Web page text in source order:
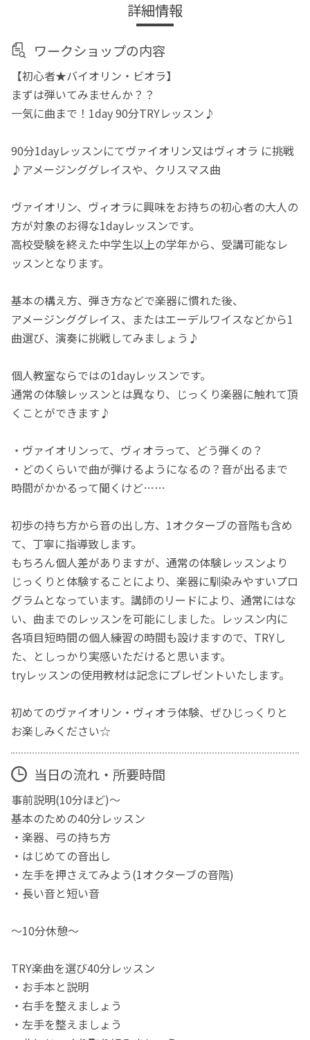
詳細情報
ワークショップの内容
【初心者★バイオリン・ビオラ】
まずは弾いてみませんか？？
一気に曲まで！1day 90分TRYレッスン♪
90分1dayレッスンにてヴァイオリン又はヴィオラ に挑戦
♪アメージンググレイスや、クリスマス曲
ヴァイオリン、ヴィオラに興味をお持ちの初心者の大人の
方が対象のお得な1dayレッスンです。
高校受験を終えた中学生以上の学年から、受講可能なレ
ッスンとなります。
基本の構え方、弾き方などで楽器に慣れた後、
アメージンググレイス、またはエーデルワイスなどから1
曲選び、演奏に挑戦してみましょう♪
個人教室ならではの1dayレッスンです。
通常の体験レッスンとは異なり、じっくり楽器に触れて頂
くことができます♪
・ヴァイオリンって、ヴィオラって、どう弾くの？
・どのくらいで曲が弾けるようになるの？音が出るまで
時間がかかるって聞くけど……
初歩の持ち方から音の出し方、1オクターブの音階も含め
て、丁寧に指導致します。
もちろん個人差がありますが、通常の体験レッスンより
じっくりと体験することにより、楽器に馴染みやすいプロ
グラムとなっています。講師のリードにより、通常にはな
い、曲までのレッスンを可能にしました。レッスン内に
各項目短時間の個人練習の時間も設けますので、TRYし
た、としっかり実感いただけると思います。
tryレッスンの使用教材は記念にプレゼントいたします。
初めてのヴァイオリン・ヴィオラ体験、ぜひじっくりと
お楽しみください☆
当日の流れ・所要時間
事前説明(10分ほど)〜
基本のための40分レッスン
・楽器、弓の持ち方
・はじめての音出し
・左手を押さえてみよう(1オクターブの音階)
・長い音と短い音
〜10分休憩〜
TRY楽曲を選び40分レッスン
・お手本と説明
・右手を整えましょう
・左手を整えましょう